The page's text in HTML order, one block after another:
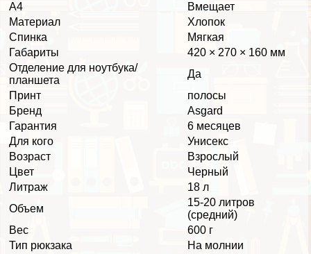
А4
Вмещает
Материал
Хлопок
Спинка
Мягкая
Габариты
420 × 270 × 160 мм
Отделение для ноутбука/
планшета
Да
Принт
полосы
Бренд
Asgard
Гарантия
6 месяцев
Для кого
Униceкc
Возраст
Взрослый
Цвет
Черный
Литраж
18 л
Объем
15-20 литров
(средний)
Вес
600 г
Тип рюкзака
На молнии